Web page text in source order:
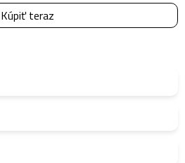
Kúpiť teraz